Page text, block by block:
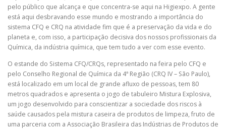
pelo público que alcança e que concentra-se aqui na Higiexpo. A gente
está aqui desbravando esse mundo e mostrando a importância do
sistema CFQ e CRQ na atividade fim que é a preservação da vida e do
planeta e, com isso, a participação decisiva dos nossos profissionais da
Química, da indústria química, que tem tudo a ver com esse evento.
O estande do Sistema CFQ/CRQs, representado na feira pelo CFQ e
pelo Conselho Regional de Química da 4ª Região (CRQ IV – São Paulo),
está localizado em um local de grande afluxo de pessoas, tem 80
metros quadrados e apresenta o jogo de tabuleiro Mistura Explosiva,
um jogo desenvolvido para conscientizar a sociedade dos riscos à
saúde causados pela mistura caseira de produtos de limpeza, fruto de
uma parceria com a Associação Brasileira das Indústrias de Produtos de